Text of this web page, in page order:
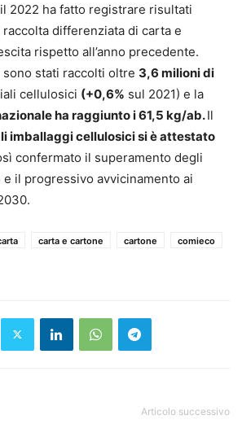
2022 ha fatto registrare risultati
differenziata di carta e
rispetto all’anno precedente.
stati raccolti oltre 3,6 milioni di
cellulosici (+0,6% sul 2021) e la
ha raggiunto i 61,5 kg/ab.Il
imballaggi cellulosici si è attestato
confermato il superamento degli
il progressivo avvicinamento ai
carta e cartone cartone
comieco
Articolo successivo